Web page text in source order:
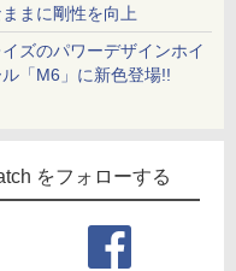
ままに剛性を向上
イズのパワーデザインホイ
ル「M6」に新色登場!!
をフォローする